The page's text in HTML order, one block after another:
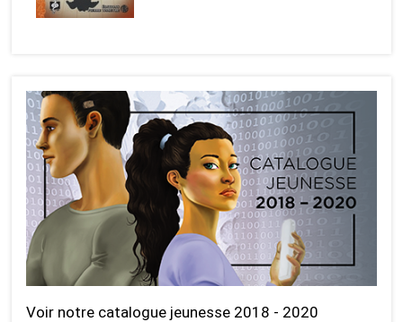
Voir notre catalogue jeunesse 2018 - 2020